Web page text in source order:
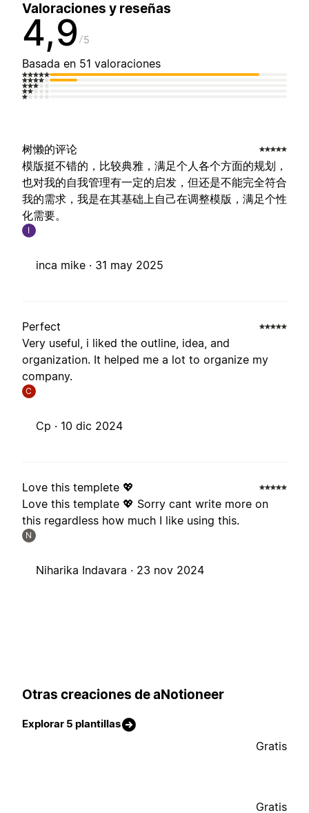
Valoraciones y reseñas
4,9 5
Basada en 51 valoraciones
树懒的评论
模版挺不错的，比较典雅，满足个人各个方面的规划，
也对我的自我管理有一定的启发，但还是不能完全符合
我的需求，我是在其基础上自己在调整模版，满足个性
化需要。
I
inca mike · 31 may 2025
Perfect
Very useful, i liked the outline, idea, and
organization. It helped me a lot to organize my
company.
C
Cp · 10 dic 2024
Love this templete 💖
Love this template 💖 Sorry cant write more on
this regardless how much I like using this.
N
Niharika Indavara · 23 nov 2024
Otras creaciones de aNotioneer
Explorar 5 plantillas
Gratis
Gratis